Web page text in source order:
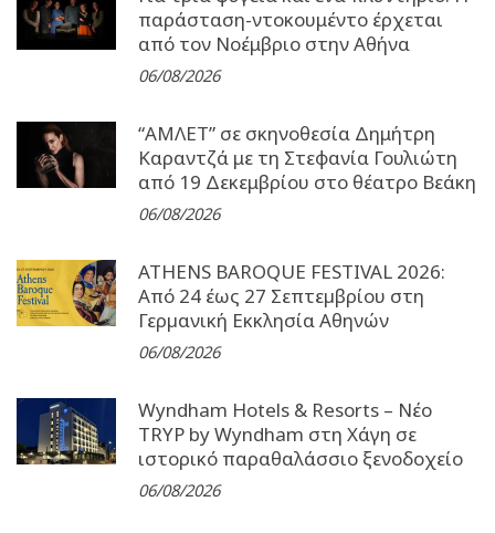
παράσταση-ντοκουμέντο έρχεται
από τον Νοέμβριο στην Αθήνα
06/08/2026
“ΑΜΛΕΤ” σε σκηνοθεσία Δημήτρη
Καραντζά με τη Στεφανία Γουλιώτη
από 19 Δεκεμβρίου στο θέατρο Βεάκη
06/08/2026
ATHENS BAROQUE FESTIVAL 2026:
Από 24 έως 27 Σεπτεµβρίου στη
Γερµανική Εκκλησία Αθηνών
06/08/2026
Wyndham Hotels & Resorts – Νέο
TRYP by Wyndham στη Χάγη σε
ιστορικό παραθαλάσσιο ξενοδοχείο
06/08/2026